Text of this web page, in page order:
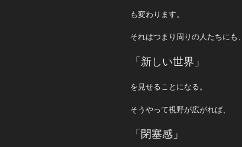
も変わります。
それはつまり周りの人たちにも、
「新しい世界」
を見せることになる。
そうやって視野が広がれば、
「閉塞感」